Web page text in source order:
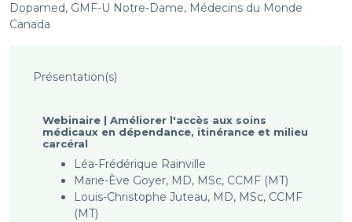
Dopamed, GMF-U Notre-Dame, Médecins du Monde
Canada
Présentation(s)
Webinaire | Améliorer l'accès aux soins
médicaux en dépendance, itinérance et milieu
carcéral
Léa-Frédérique Rainville
Marie-Ève Goyer, MD, MSc, CCMF (MT)
Louis-Christophe Juteau, MD, MSc, CCMF
(MT)